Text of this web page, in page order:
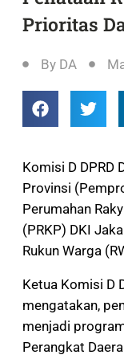
Prioritas
By DA
Komisi D DPRD
Provinsi
Perumahan
(PRKP) DKI
Rukun Warga
Ketua Komisi D
mengatakan,
menjadi
Perangkat